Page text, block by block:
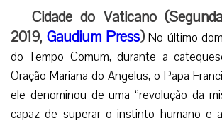
Cidade do Vaticano
2019,Gaudium Press) No último
do Tempo Comum, durante a
Oração Mariana do Angelus, o Papa
ele denominou de uma “revolução da
capaz de superar o instinto humano e